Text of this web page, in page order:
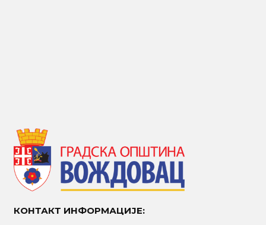
КОНТАКТ ИНФОРМАЦИЈЕ: